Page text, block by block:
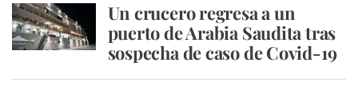
Un crucero regresa a un
puerto de Arabia Saudita tras
sospecha de caso de Covid-19